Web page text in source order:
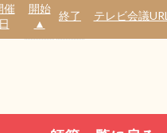
催
日
開始
▲
終了 テレビ会議URL